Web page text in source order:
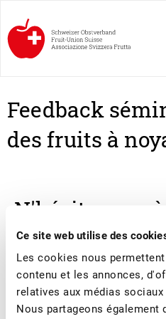
Ce site web utilise des
Les cookies nous
contenu et les annonces,
relatives aux médias
Nous partageons également
Feedback
des fruits à
N'hésitez pas
part de vos
afin que nous
améliorer